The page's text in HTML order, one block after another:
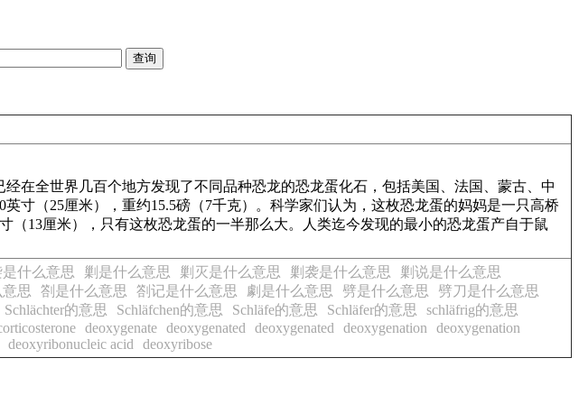
在全世界几百个地方发现了不同品种恐龙的恐龙蛋化石，包括美国、法国、蒙古、中
寸（25厘米），重约15.5磅（7千克）。科学家们认为，这枚恐龙蛋的妈妈是一只高桥
13厘米），只有这枚恐龙蛋的一半那么大。人类迄今发现的最小的恐龙蛋产自于鼠
什么意思 剿是什么意思 剿灭是什么意思 剿袭是什么意思
剿说是什么意思
思 劄是什么意思 劄记是什么意思 劇是什么意思 劈是什么意思
劈刀是什么意思
Schlächter的意思 Schläfchen的意思 Schläfe的意思 Schläfer的意思
schläfrig的意思
deoxygenate deoxygenated deoxygenated deoxygenation
deoxygenation
deoxyribonucleic acid deoxyribose